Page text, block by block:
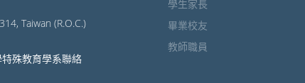
Taiwan (R.O.C.)
殊教育學系聯絡
學生家長
畢業校友
教師職員